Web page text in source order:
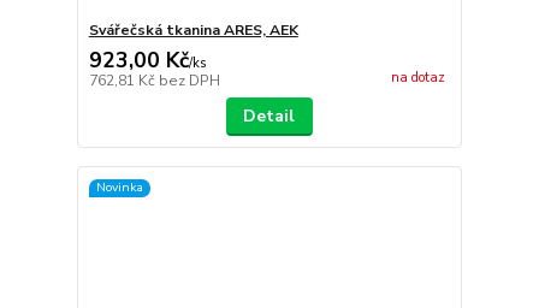
Svářečská tkanina ARES, AEK
923,00 Kč/ks
762,81 Kč bez DPH na dotaz
Detail
Novinka